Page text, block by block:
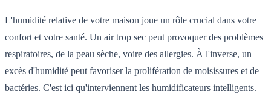
L'humidité relative de votre maison joue un rôle crucial dans votre
confort et votre santé. Un air trop sec peut provoquer des problèmes
respiratoires, de la peau sèche, voire des allergies. À l'inverse, un
excès d'humidité peut favoriser la prolifération de moisissures et de
bactéries. C'est ici qu'interviennent les humidificateurs intelligents.